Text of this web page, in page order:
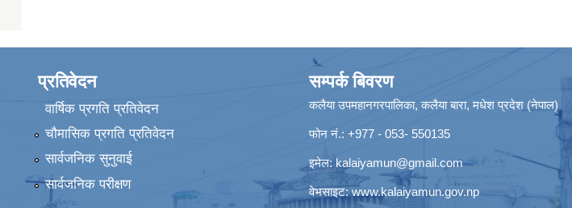
प्रतिवेदन
वार्षिक प्रगति प्रतिवेदन
चौमासिक प्रगति प्रतिवेदन
सार्वजनिक सुनुवाई
सार्वजनिक परीक्षण
सम्पर्क बिवरण
कलैया उपमहानगरपालिका, कलैया बारा, मधेश प्रदेश (नेपाल)
फोन नं.: +977 - 053- 550135
इमेल: kalaiyamun@gmail.com
वेभसाइट:www.kalaiyamun.gov.np